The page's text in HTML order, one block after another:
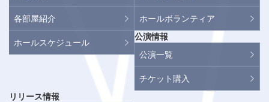
各部屋紹介
ホールスケジュール
ホールボランティア
公演情報
公演一覧
チケット購入
リリース情報